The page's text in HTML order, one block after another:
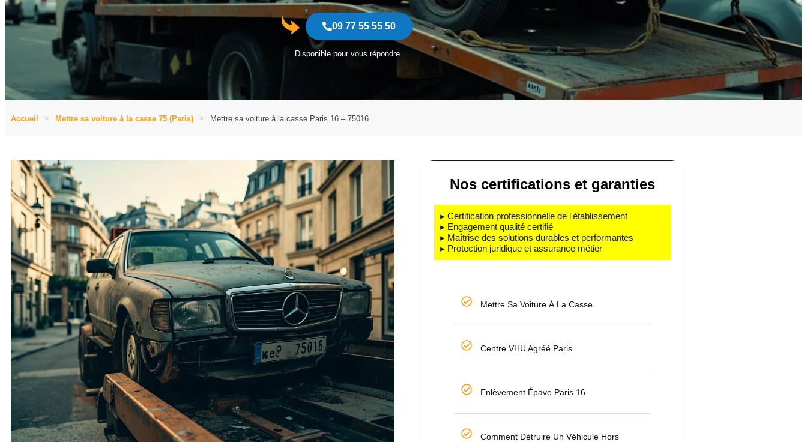
09 77 55 55 50
Disponible pour vous répondre
Accueil Mettre sa voiture à la casse 75 (Paris) Mettre sa voiture à la casse Paris 16 – 75016
Nos certifications et garanties
▸ Certification professionnelle de l'établissement
▸ Engagement qualité certifié
▸ Maîtrise des solutions durables et performantes
▸ Protection juridique et assurance métier
Mettre Sa Voiture À La Casse
Centre VHU Agréé Paris
Enlèvement Épave Paris 16
Comment Détruire Un Véhicule Hors